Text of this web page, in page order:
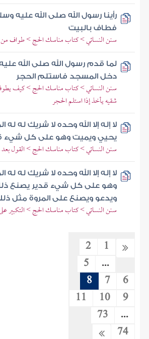
رأينا رسول الله صلى الله عليه
فطاف بالبيت
سنن النسائي > كتاب مناسك الحج > طواف من
لما قدم رسول الله صلى الله
دخل المسجد فاستلم الحجر
سنن النسائي > كتاب مناسك الحج > كيف
شقيه يأخذ إذا استلم الحجر
لا إله إلا الله وحده لا شريك له له
يحيي ويميت وهو على كل شيء
سنن النسائي > كتاب مناسك الحج > القول
لا إله إلا الله وحده لا شريك له له
وهو على كل شيء قدير يصنع
ويدعو ويصنع على المروة مثل
سنن النسائي > كتاب مناسك الحج > التكبير
1
2
...
5
6
7
8
9
10
11
...
73
74